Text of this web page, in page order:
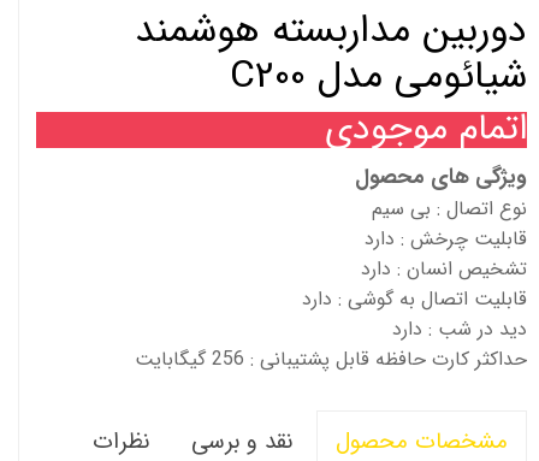
دوربین مداربسته هوشمند
شیائومی مدل C200
اتمام موجودی
ویژگی های محصول
نوع اتصال : بی سیم
قابلیت چرخش : دارد
تشخیص انسان : دارد
قابلیت اتصال به گوشی : دارد
دید در شب : دارد
حداکثر کارت حافظه قابل پشتیبانی : 256 گیگابایت
مشخصات محصول نقد و برسی نظرات